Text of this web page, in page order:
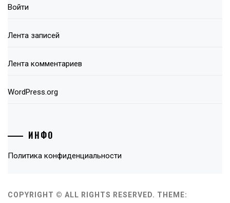
Войти
Лента записей
Лента комментариев
WordPress.org
ИНФО
Политика конфиденциальности
COPYRIGHT © ALL RIGHTS RESERVED. THEME: